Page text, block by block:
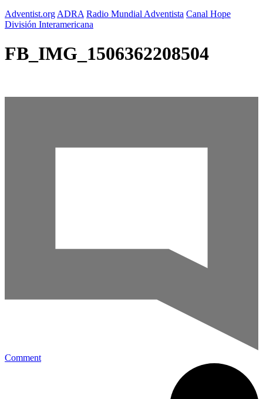
Adventist.org ADRA Radio Mundial Adventista Canal Hope
División Interamericana
FB_IMG_1506362208504
Comment